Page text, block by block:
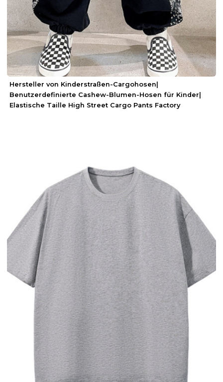
Hersteller von Kinderstraßen-Cargohosen|
Benutzerdefinierte Cashew-Blumen-Hosen für Kinder|
Elastische Taille High Street Cargo Pants Factory